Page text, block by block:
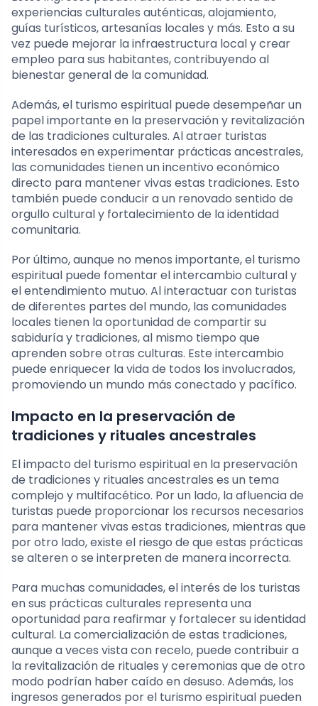
experiencias culturales auténticas, alojamiento,
guías turísticos, artesanías locales y más. Esto a su
vez puede mejorar la infraestructura local y crear
empleo para sus habitantes, contribuyendo al
bienestar general de la comunidad.
Además, el turismo espiritual puede desempeñar un
papel importante en la preservación y revitalización
de las tradiciones culturales. Al atraer turistas
interesados en experimentar prácticas ancestrales,
las comunidades tienen un incentivo económico
directo para mantener vivas estas tradiciones. Esto
también puede conducir a un renovado sentido de
orgullo cultural y fortalecimiento de la identidad
comunitaria.
Por último, aunque no menos importante, el turismo
espiritual puede fomentar el intercambio cultural y
el entendimiento mutuo. Al interactuar con turistas
de diferentes partes del mundo, las comunidades
locales tienen la oportunidad de compartir su
sabiduría y tradiciones, al mismo tiempo que
aprenden sobre otras culturas. Este intercambio
puede enriquecer la vida de todos los involucrados,
promoviendo un mundo más conectado y pacífico.
Impacto en la preservación de
tradiciones y rituales ancestrales
El impacto del turismo espiritual en la preservación
de tradiciones y rituales ancestrales es un tema
complejo y multifacético. Por un lado, la afluencia de
turistas puede proporcionar los recursos necesarios
para mantener vivas estas tradiciones, mientras que
por otro lado, existe el riesgo de que estas prácticas
se alteren o se interpreten de manera incorrecta.
Para muchas comunidades, el interés de los turistas
en sus prácticas culturales representa una
oportunidad para reafirmar y fortalecer su identidad
cultural. La comercialización de estas tradiciones,
aunque a veces vista con recelo, puede contribuir a
la revitalización de rituales y ceremonias que de otro
modo podrían haber caído en desuso. Además, los
ingresos generados por el turismo espiritual pueden